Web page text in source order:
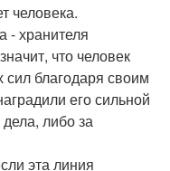
человека.
- хранителя
что человек
благодаря своим
его сильной
либо за
эта линия